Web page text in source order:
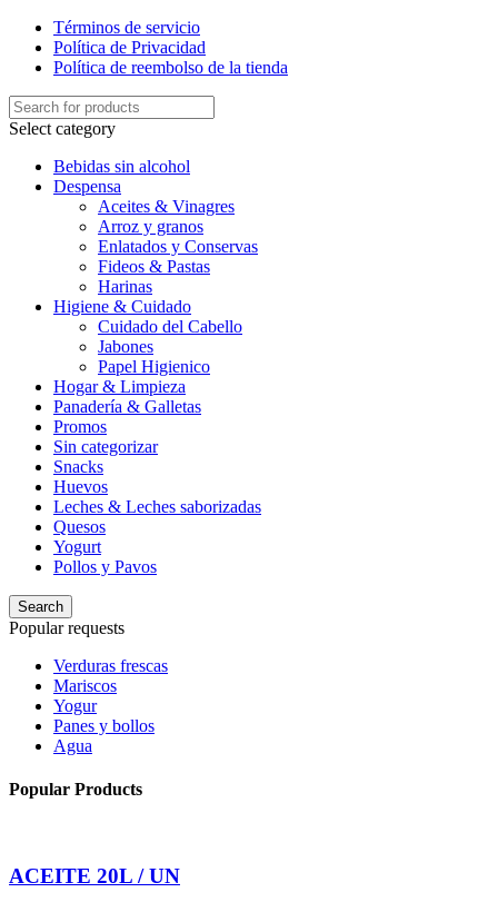
Términos de servicio
Política de Privacidad
Política de reembolso de la tienda
Select category
Bebidas sin alcohol
Despensa
Aceites & Vinagres
Arroz y granos
Enlatados y Conservas
Fideos & Pastas
Harinas
Higiene & Cuidado
Cuidado del Cabello
Jabones
Papel Higienico
Hogar & Limpieza
Panadería & Galletas
Promos
Sin categorizar
Snacks
Huevos
Leches & Leches saborizadas
Quesos
Yogurt
Pollos y Pavos
Search
Popular requests
Verduras frescas
Mariscos
Yogur
Panes y bollos
Agua
Popular Products
ACEITE 20L / UN